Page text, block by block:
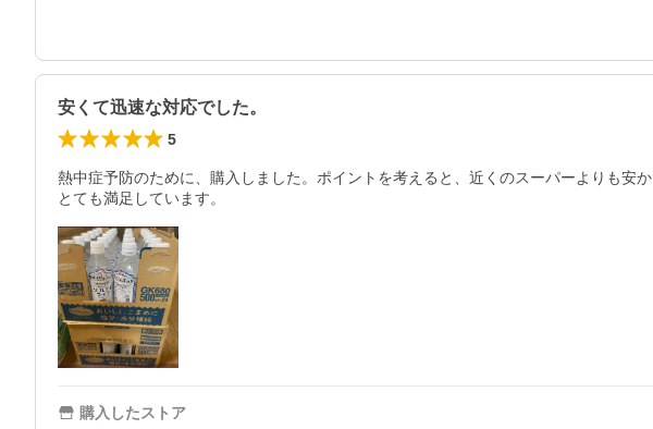
安くて迅速な対応でした。
5
熱中症予防のために、購入しました。ポイントを考えると、近くのスーパーよりも安
とても満足しています。
購入したストア